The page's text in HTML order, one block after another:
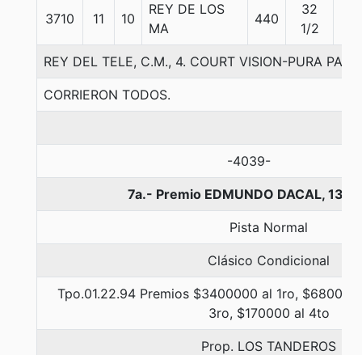
3710 11 10
REY DE LOS
MA
440
32
1/2
REY DEL TELE, C.M., 4. COURT VISION-PURA PAZ-
CORRIERON TODOS.
-4039-
7a.- Premio EDMUNDO DACAL,
Pista Normal
Clásico Condicional
Tpo.01.22.94 Premios $3400000 al 1ro,
3ro, $170000 al 4to
Prop. LOS TANDEROS